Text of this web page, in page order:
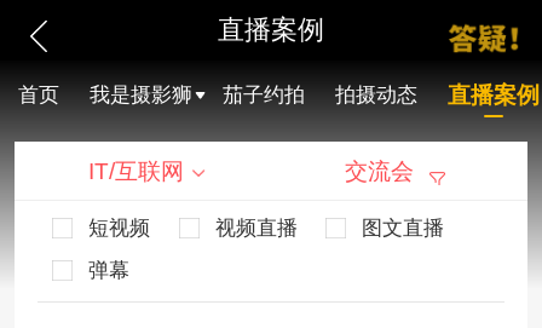
直播案例
首页 我是摄影狮 茄子约拍 拍摄动态 直播案例
IT/互联网 交流会
短视频 视频直播
图文直播
弹幕